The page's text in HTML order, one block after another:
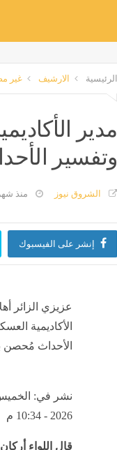
الرئيسية الارشيف غير
مدير
وتفسير
الشروق نيوز منذ شهر
إنشر على الفيسبوك
عزيزي الزائر
الأكاديمية
الأحداث مُحصن
2026 - 10:34 م
قال اللواء